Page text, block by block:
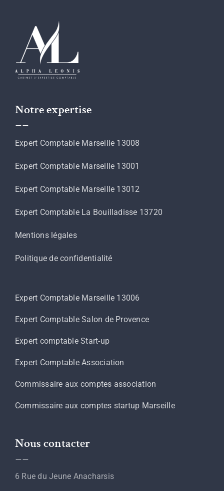
Notre expertise
__
Expert Comptable Marseille 13008
Expert Comptable Marseille 13001
Expert Comptable Marseille 13012
Expert Comptable La Bouilladisse 13720
Mentions légales
Politique de confidentialité
Expert Comptable Marseille 13006
Expert Comptable Salon de Provence
Expert comptable Start-up
Expert Comptable Association
Commissaire aux comptes association
Commissaire aux comptes startup Marseille
Nous contacter
__
6 Rue du Jeune Anacharsis